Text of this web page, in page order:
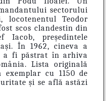
sectorului
locotenentul Teodor
scos clandestin din
președintele
În 1962, cineva a
a fi păstrat în arhiva
Lista originală
exemplar cu 1150 de
și se află astăzi